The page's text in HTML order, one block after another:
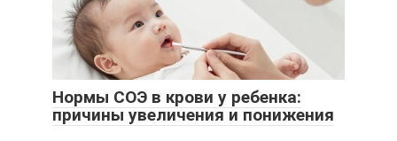
Нормы СОЭ в крови у ребенка:
причины увеличения и понижения